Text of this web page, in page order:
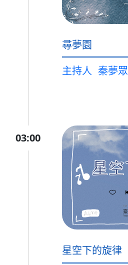
尋夢園
主持人 秦夢眾
03:00
星空下的旋律